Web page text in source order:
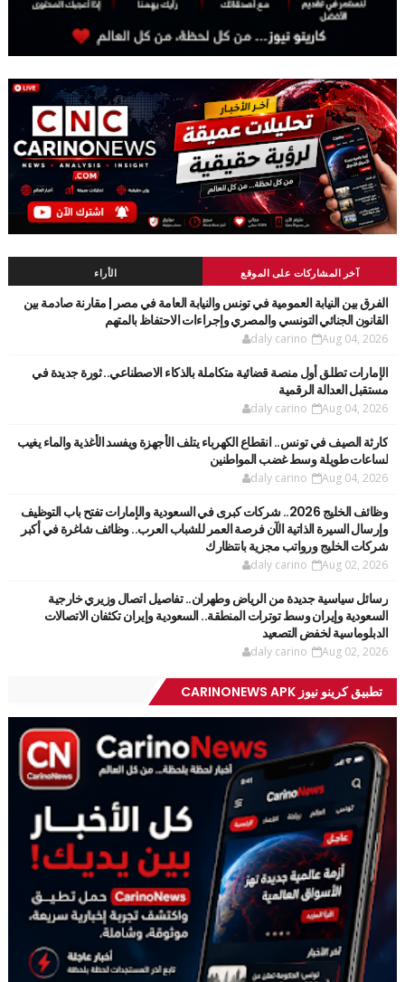
آخر المشاركات على الموقع الأراء
الفرق بين النيابة العمومية في تونس والنيابة العامة في مصر | مقارنة صادمة بين
القانون الجنائي التونسي والمصري وإجراءات الاحتفاظ بالمتهم
daly carino Aug 04, 2026
الإمارات تطلق أول منصة قضائية متكاملة بالذكاء الاصطناعي.. ثورة جديدة في
مستقبل العدالة الرقمية
daly carino Aug 04, 2026
كارثة الصيف في تونس.. انقطاع الكهرباء يتلف الأجهزة ويفسد الأغذية والماء يغيب
لساعات طويلة وسط غضب المواطنين
daly carino Aug 04, 2026
وظائف الخليج 2026.. شركات كبرى في السعودية والإمارات تفتح باب التوظيف
وإرسال السيرة الذاتية الآن فرصة العمر للشباب العرب.. وظائف شاغرة في أكبر
شركات الخليج ورواتب مجزية بانتظارك
daly carino Aug 02, 2026
رسائل سياسية جديدة من الرياض وطهران.. تفاصيل اتصال وزيري خارجية
السعودية وإيران وسط توترات المنطقة.. السعودية وإيران تكثفان الاتصالات
الدبلوماسية لخفض التصعيد
daly carino Aug 02, 2026
تطبيق كرينو نيوز CARINONEWS APK